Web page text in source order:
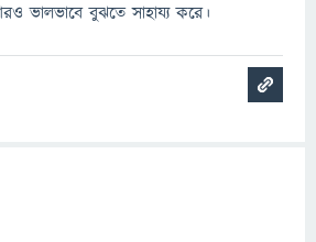
ভালভাবে বুঝতে সাহায্য করে।